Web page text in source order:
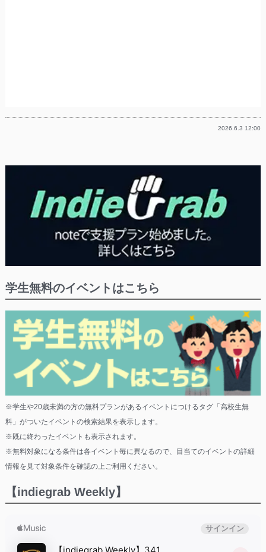
2026.6.3 12:00
学生無料のイベントはこちら
※学生や20歳未満の方の無料プランがあるイベントにつけるタグ「高校生無
料」がついたイベントの検索結果を表示します。
※既に終わったイベントも表示されます。
※無料対象になる条件は各イベント毎に異なるので、目当てのイベントの詳細
情報を見て対象条件を確認の上ご利用ください。
【indiegrab Weekly】